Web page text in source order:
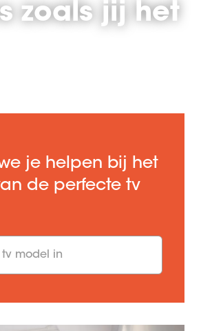
zoals jij het
je helpen bij het
de perfecte tv
undefined